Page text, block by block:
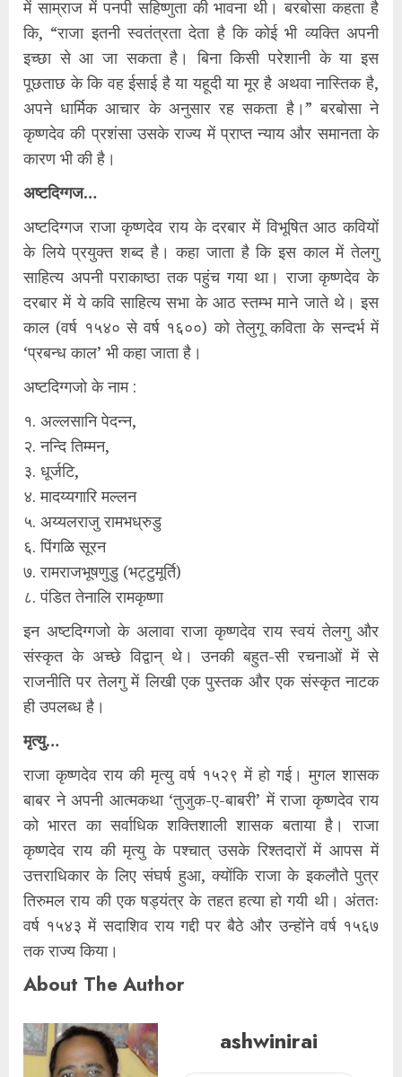
में साम्राज में पनपी सहिष्णुता की भावना थी। बरबोसा कहता है
कि, “राजा इतनी स्वतंत्रता देता है कि कोई भी व्यक्ति अपनी
इच्छा से आ जा सकता है। बिना किसी परेशानी के या इस
पूछताछ के कि वह ईसाई है या यहूदी या मूर है अथवा नास्तिक है,
अपने धार्मिक आचार के अनुसार रह सकता है।” बरबोसा ने
कृष्णदेव की प्रशंसा उसके राज्य में प्राप्त न्याय और समानता के
कारण भी की है।
अष्टदिग्गज…
अष्टदिग्गज राजा कृष्णदेव राय के दरबार में विभूषित आठ कवियों
के लिये प्रयुक्त शब्द है। कहा जाता है कि इस काल में तेलगु
साहित्य अपनी पराकाष्ठा तक पहुंच गया था। राजा कृष्णदेव के
दरबार में ये कवि साहित्य सभा के आठ स्तम्भ माने जाते थे। इस
काल (वर्ष १५४० से वर्ष १६००) को तेलुगू कविता के सन्दर्भ में
‘प्रबन्ध काल’ भी कहा जाता है।
अष्टदिग्गजो के नाम :
१. अल्लसानि पेदन्न,
२. नन्दि तिम्मन,
३. धूर्जटि,
४. मादय्यगारि मल्लन
५. अय्यलराजु रामभध्रुडु
६. पिंगळि सूरन
७. रामराजभूषणुडु (भट्टुमूर्ति)
८. पंडित तेनालि रामकृष्णा
इन अष्टदिग्गजो के अलावा राजा कृष्णदेव राय स्वयं तेलगु और
संस्कृत के अच्छे विद्वान् थे। उनकी बहुत-सी रचनाओं में से
राजनीति पर तेलगु में लिखी एक पुस्तक और एक संस्कृत नाटक
ही उपलब्ध है।
मृत्यु…
राजा कृष्णदेव राय की मृत्यु वर्ष १५२९ में हो गई। मुगल शासक
बाबर ने अपनी आत्मकथा ‘तुजुक-ए-बाबरी’ में राजा कृष्णदेव राय
को भारत का सर्वाधिक शक्तिशाली शासक बताया है। राजा
कृष्णदेव राय की मृत्यु के पश्चात् उसके रिश्तदारों में आपस में
उत्तराधिकार के लिए संघर्ष हुआ, क्योंकि राजा के इकलौते पुत्र
तिरुमल राय की एक षड्यंत्र के तहत हत्या हो गयी थी। अंततः
वर्ष १५४३ में सदाशिव राय गद्दी पर बैठे और उन्होंने वर्ष १५६७
तक राज्य किया।
About The Author
ashwinirai